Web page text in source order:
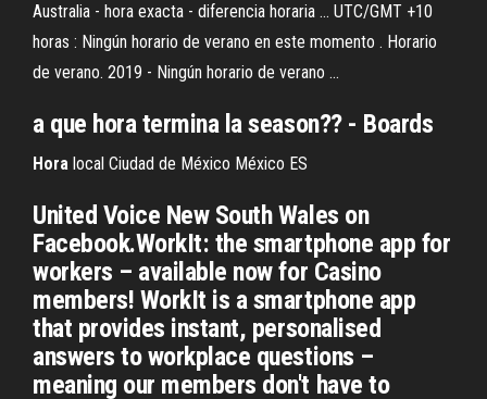
Australia - hora exacta - diferencia horaria ... UTC/GMT +10
horas : Ningún horario de verano en este momento . Horario
de verano. 2019 - Ningún horario de verano ...
a que hora termina la season?? - Boards
Hora local Ciudad de México México ES
United Voice New South Wales on
Facebook.WorkIt: the smartphone app for
workers – available now for Casino
members! WorkIt is a smartphone app
that provides instant, personalised
answers to workplace questions –
meaning our members don't have to